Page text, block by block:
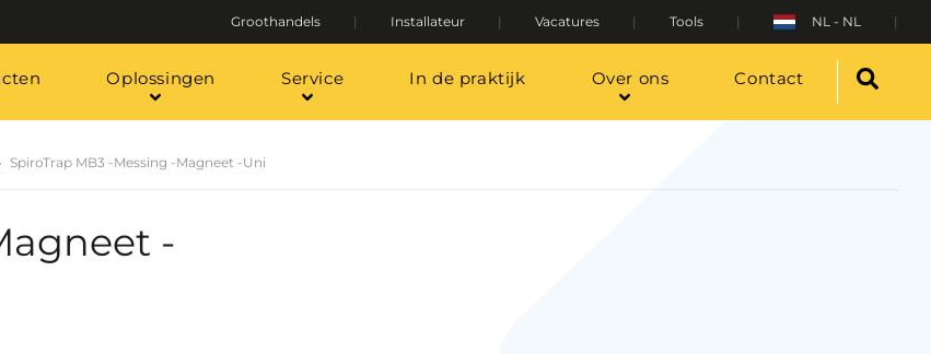
Groothandels Installateur Vacatures Tools NL - NL
Oplossingen Service In de praktijk Over ons Contact
SpiroTrap MB3 -Messing -Magneet -Uni
-